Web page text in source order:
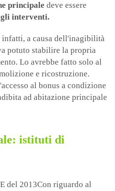
principale deve essere
interventi.
a causa dell'inagibilità
potuto stabilire la propria
Lo avrebbe fatto solo al
e ricostruzione.
al bonus a condizione
ad abitazione principale
istituti di
del 2013Con riguardo al